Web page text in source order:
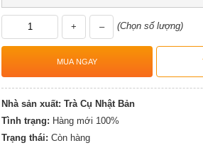
+ – (Chọn số lượng)
Nhà sản xuất: Trà Cụ Nhật Bản
Tình trạng: Hàng mới 100%
Trạng thái:Còn hàng